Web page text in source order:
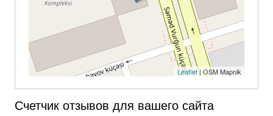
Leaflet| OSM Mapnik
Счетчик отзывов для вашего сайта